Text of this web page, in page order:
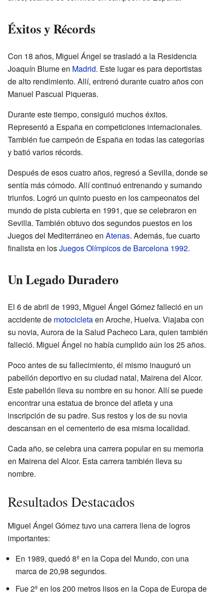
Éxitos y Récords
Con 18 años, Miguel Ángel se trasladó a la Residencia
Joaquín Blume en Madrid. Este lugar es para deportistas
de alto rendimiento. Allí, entrenó durante cuatro años con
Manuel Pascual Piqueras.
Durante este tiempo, consiguió muchos éxitos.
Representó a España en competiciones internacionales.
También fue campeón de España en todas las categorías
y batió varios récords.
Después de esos cuatro años, regresó a Sevilla, donde se
sentía más cómodo. Allí continuó entrenando y sumando
triunfos. Logró un quinto puesto en los campeonatos del
mundo de pista cubierta en 1991, que se celebraron en
Sevilla. También obtuvo dos segundos puestos en los
Juegos del Mediterráneo en Atenas. Además, fue cuarto
finalista en losJuegos Olímpicos de Barcelona 1992.
Un Legado Duradero
El 6 de abril de 1993, Miguel Ángel Gómez falleció en un
accidente de motocicletaen Aroche, Huelva. Viajaba con
su novia, Aurora de la Salud Pacheco Lara, quien también
falleció. Miguel Ángel no había cumplido aún los 25 años.
Poco antes de su fallecimiento, él mismo inauguró un
pabellón deportivo en su ciudad natal, Mairena del Alcor.
Este pabellón lleva su nombre en su honor. Allí se puede
encontrar una estatua de bronce del atleta y una
inscripción de su padre. Sus restos y los de su novia
descansan en el cementerio de esa misma localidad.
Cada año, se celebra una carrera popular en su memoria
en Mairena del Alcor. Esta carrera también lleva su
nombre.
Resultados Destacados
Miguel Ángel Gómez tuvo una carrera llena de logros
importantes:
En 1989, quedó 8º en la Copa del Mundo, con una
marca de 20,98 segundos.
Fue 2º en los 200 metros lisos en la Copa de Europa de